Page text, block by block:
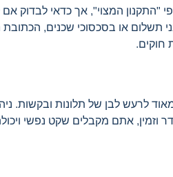
"התקנון המצוי", אך כדאי לבדוק אם
תשלום או בסכסוכי שכנים,
חוקים.
לרעש לבן של תלונות ובקשות.
וזמין, אתם מקבלים שקט נפשי